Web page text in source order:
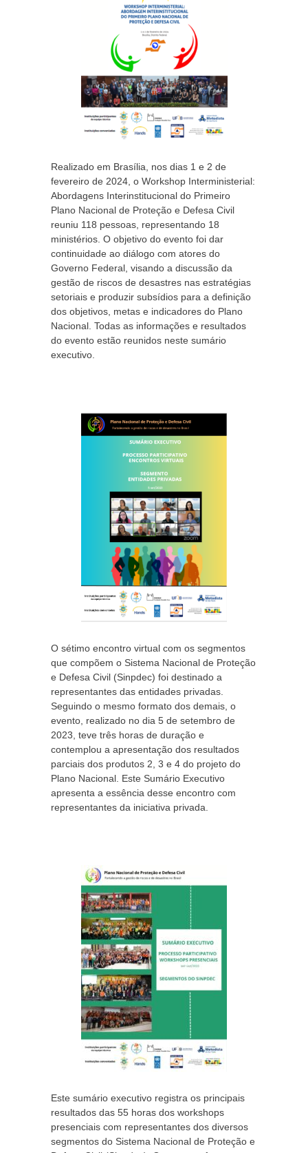
Realizado em Brasília, nos dias 1 e 2 de
fevereiro de 2024, o Workshop Interministerial:
Abordagens Interinstitucional do Primeiro
Plano Nacional de Proteção e Defesa Civil
reuniu 118 pessoas, representando 18
ministérios. O objetivo do evento foi dar
continuidade ao diálogo com atores do
Governo Federal, visando a discussão da
gestão de riscos de desastres nas estratégias
setoriais e produzir subsídios para a definição
dos objetivos, metas e indicadores do Plano
Nacional. Todas as informações e resultados
do evento estão reunidos neste sumário
executivo.
O sétimo encontro virtual com os segmentos
que compõem o Sistema Nacional de Proteção
e Defesa Civil (Sinpdec) foi destinado a
representantes das entidades privadas.
Seguindo o mesmo formato dos demais, o
evento, realizado no dia 5 de setembro de
2023, teve três horas de duração e
contemplou a apresentação dos resultados
parciais dos produtos 2, 3 e 4 do projeto do
Plano Nacional. Este Sumário Executivo
apresenta a essência desse encontro com
representantes da iniciativa privada.
Este sumário executivo registra os principais
resultados das 55 horas dos workshops
presenciais com representantes dos diversos
segmentos do Sistema Nacional de Proteção e